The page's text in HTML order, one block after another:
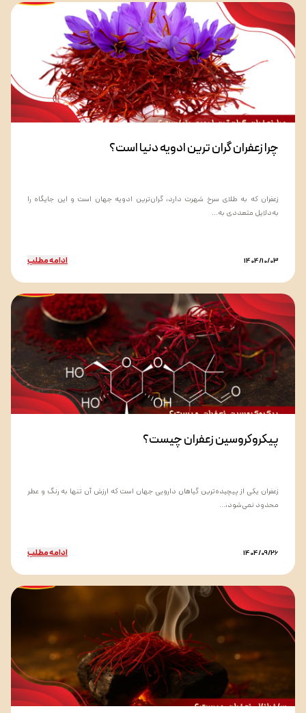
چرا زعفران گران ترین ادویه دنیا است؟
زعفران که به طلای سرخ شهرت دارد، گران‌ترین ادویه جهان است و این جایگاه را
به‌دلایل متعددی به...
1404/10/03 ادامه مطلب
پیکروکروسین زعفران چیست؟
زعفران یکی از پیچیده‌ترین گیاهان دارویی جهان است که ارزش آن تنها به رنگ و عطر
محدود نمی‌شود،...
1404/09/26 ادامه مطلب